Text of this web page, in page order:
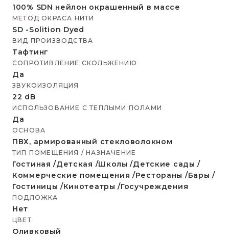
100% SDN нейлон окрашенный в массе
МЕТОД ОКРАСА НИТИ
SD -Solition Dyed
ВИД ПРОИЗВОДСТВА
Тафтинг
СОПРОТИВЛЕНИЕ СКОЛЬЖЕНИЮ
Да
ЗВУКОИЗОЛЯЦИЯ
22 dB
ИСПОЛЬЗОВАНИЕ С ТЕПЛЫМИ ПОЛАМИ
Да
ОСНОВА
ПВХ, армированный стекловолокном
ТИП ПОМЕЩЕНИЯ / НАЗНАЧЕНИЕ
Гостиная /Детская /Школы /Детские сады /
Коммерческие помещения /Рестораны /Бары /
Гостиницы /Кинотеатры /Госучреждения
ПОДЛОЖКА
Нет
ЦВЕТ
Оливковый